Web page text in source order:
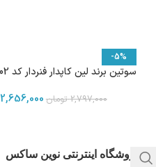
-5%
سوتین برند لین کاپدار فنردار کد 702 سفید
2,797,000 تومان 2,656,000
فروشگاه اینترنتی نوین ساکس